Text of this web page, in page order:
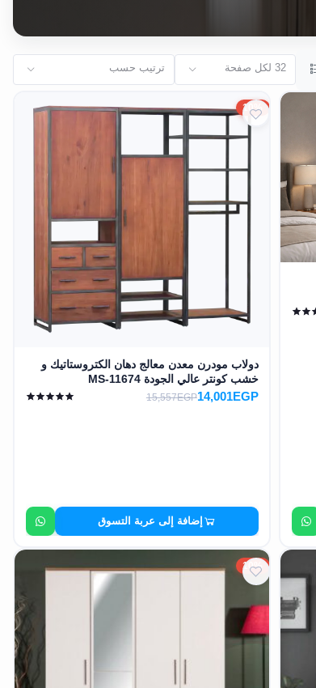
32 لكل صفحة ترتيب حسب
10%
دولاب مودرن معدن معالج دهان الكتروستاتيك و
خشب كونتر عالي الجودة MS-11674
14,001EGP
15,557EGP
إضافة إلى عربة التسوق
10%